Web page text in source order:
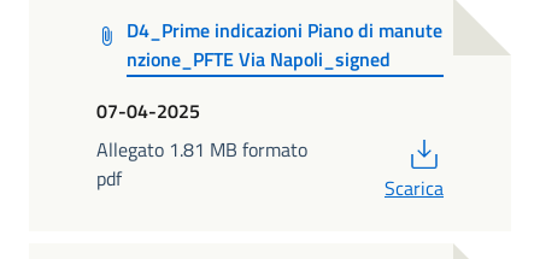
D4_Prime indicazioni Piano di manute
nzione_PFTE Via Napoli_signed
07-04-2025
Allegato 1.81 MB formato
pdf
Scarica